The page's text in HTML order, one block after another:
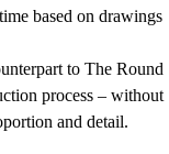
based on drawings
to The Round
process – without
and detail.